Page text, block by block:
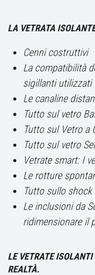
LA VETRATA
Cenni costruttivi
La compatibilità
sigillanti utilizzati
Le canaline
Tutto sul vetro
Tutto sul Vetro a
Tutto sul vetro
Vetrate smart: I
Le rotture
Tutto sullo
Le inclusioni da
ridimensionare il
LE VETRATE
REALTÀ.